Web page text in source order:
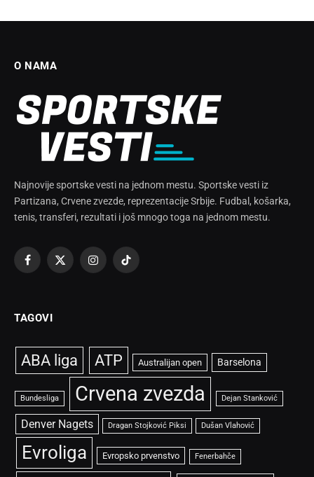
O NAMA
Najnovije sportske vesti na jednom mestu. Sportske vesti iz
Partizana, Crvene zvezde, reprezentacije Srbije. Fudbal, košarka,
tenis, transferi, rezultati i još mnogo toga na jednom mestu.
Facebook
X
InstagramTikTok
TAGOVI
ABA liga ATP Australijan open Barselona
Bundesliga Crvena zvezda Dejan Stanković
Denver Nagets Dragan Stojković Piksi Dušan Vlahović
Evroliga Evropsko prvenstvo Fenerbahče